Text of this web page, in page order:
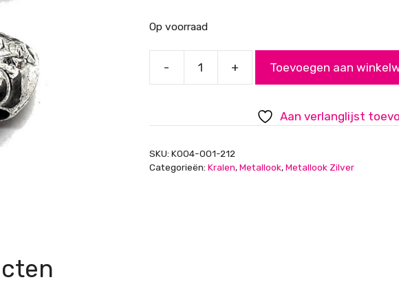
Op voorraad
-
Metallook
hartje
aantal
+ Toevoegen aan
Aan verlanglijst
SKU: K004-001-212
Categorieën: Kralen,Metallook,Metallook Zilver